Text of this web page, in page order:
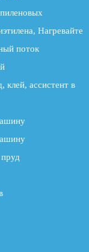
Нагревайте
поток
клей, ассистент в